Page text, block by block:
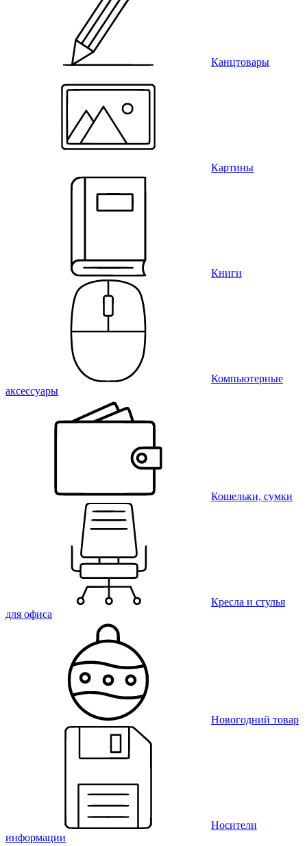
Канцтовары
Картины
Книги
Компьютерные
аксессуары
Кошельки, сумки
Кресла и стулья
для офиса
Новогодний товар
Носители
информации